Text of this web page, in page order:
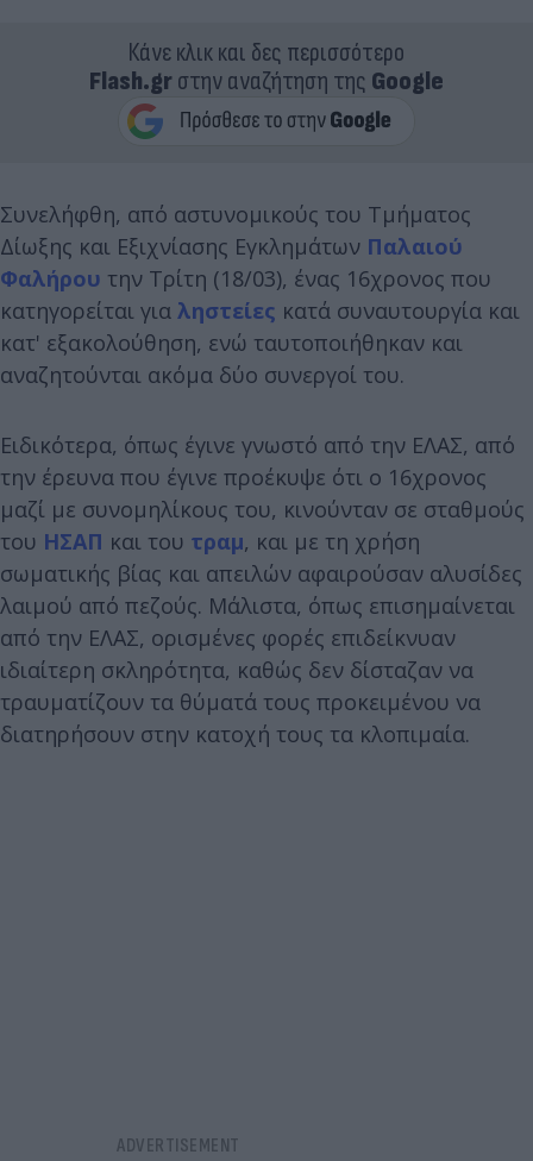
Κάνε κλικ και δες περισσότερο
Flash.grστην αναζήτηση της Google
Συνελήφθη, από αστυνομικούς του Τμήματος
Δίωξης και Εξιχνίασης Εγκλημάτων Παλαιού
Φαλήρου την Τρίτη (18/03), ένας 16χρονος που
κατηγορείται για ληστείες κατά συναυτουργία και
κατ' εξακολούθηση, ενώ ταυτοποιήθηκαν και
αναζητούνται ακόμα δύο συνεργοί του.
Ειδικότερα, όπως έγινε γνωστό από την ΕΛΑΣ, από
την έρευνα που έγινε προέκυψε ότι ο 16χρονος
μαζί με συνομηλίκους του, κινούνταν σε σταθμούς
του ΗΣΑΠ και του τραμ, και με τη χρήση
σωματικής βίας και απειλών αφαιρούσαν αλυσίδες
λαιμού από πεζούς. Μάλιστα, όπως επισημαίνεται
από την ΕΛΑΣ, ορισμένες φορές επιδείκνυαν
ιδιαίτερη σκληρότητα, καθώς δεν δίσταζαν να
τραυματίζουν τα θύματά τους προκειμένου να
διατηρήσουν στην κατοχή τους τα κλοπιμαία.